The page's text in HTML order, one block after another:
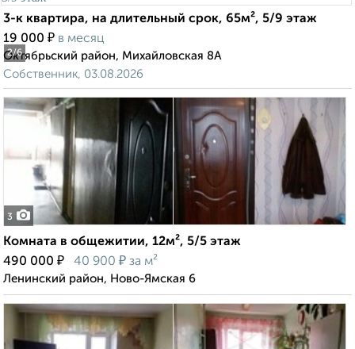
2/6
3-к квартира, на длительный срок, 65м², 5/9 этаж
19 000 ₽ в месяц
Октябрьский район, Михайловская 8А
Собственник, 03.08.2026
3
Комната в общежитии, 12м², 5/5 этаж
490 000 ₽ 40 900 ₽ за м²
Ленинский район, Ново-Ямская 6